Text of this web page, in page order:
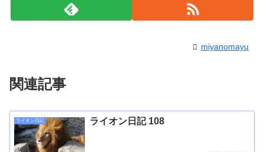
miyanomayu
関連記事
ライオン日記 ライオン日記 108